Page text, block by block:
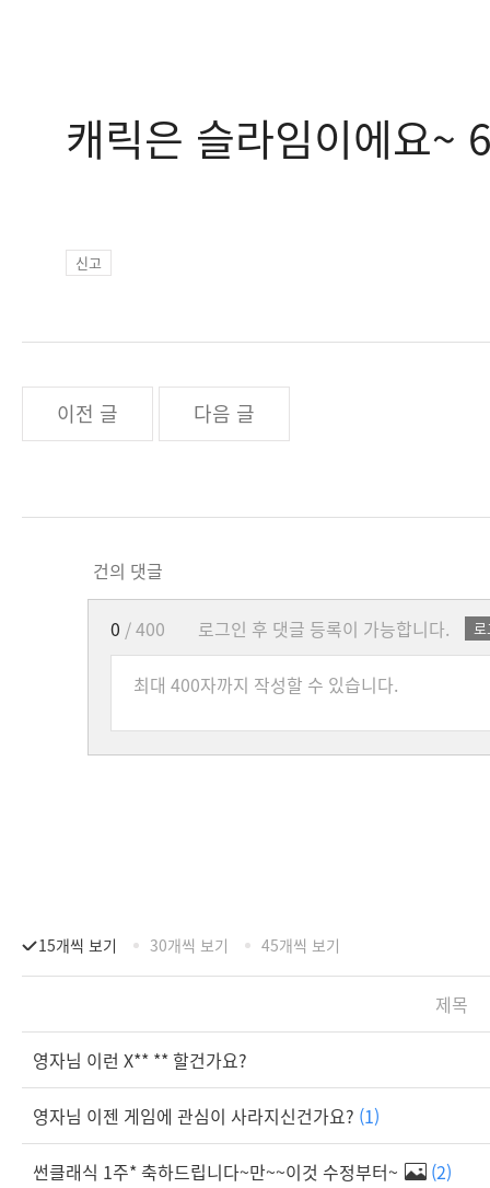
캐릭은 슬라임이에요~
신고
이전 글 다음 글
건의 댓글
로그인 후 댓글 등록이 가능합니다.
0 / 400
15개씩 보기 30개씩 보기 45개씩 보기
제목
영자님 이런 X** ** 할건가요?
영자님 이젠 게임에 관심이 사라지신건가요? (1)
썬클래식 1주* 축하드립니다~만~~이것 수정부터~ (2)